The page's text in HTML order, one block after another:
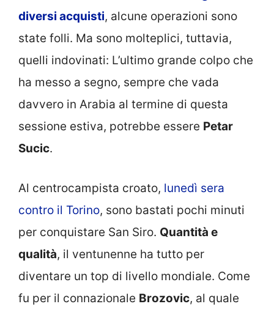
diversi acquisti, alcune operazioni sono
state folli. Ma sono molteplici, tuttavia,
quelli indovinati: L’ultimo grande colpo che
ha messo a segno, sempre che vada
davvero in Arabia al termine di questa
sessione estiva, potrebbe essere Petar
Sucic.
Al centrocampista croato, lunedì sera
contro il Torino, sono bastati pochi minuti
per conquistare San Siro. Quantità e
qualità, il ventunenne ha tutto per
diventare un top di livello mondiale. Come
fu per il connazionale Brozovic, al quale